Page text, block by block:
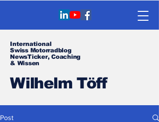
International
Swiss Motorradblog
NewsTicker, Coaching
& Wissen
Wilhelm Töff
Post